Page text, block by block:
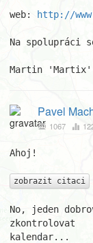
web: http://
Na spolupráci
Martin 'Martix'
Pavel
1067
Ahoj!
zobrazit citaci
No, jeden
zkontrolovat
kalendar...